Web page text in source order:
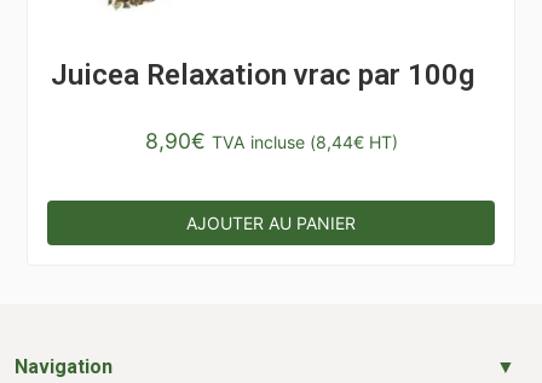
Juicea Relaxation vrac par 100g
8,90€ TVA incluse (8,44€HT)
AJOUTER AU PANIER
Navigation